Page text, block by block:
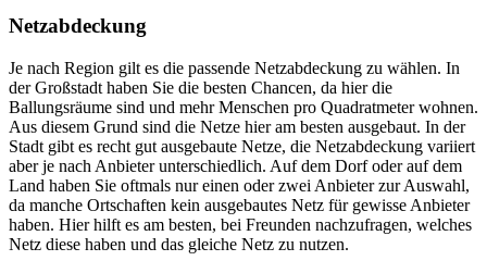
Netzabdeckung
Je nach Region gilt es die passende Netzabdeckung zu wählen. In
der Großstadt haben Sie die besten Chancen, da hier die
Ballungsräume sind und mehr Menschen pro Quadratmeter wohnen.
Aus diesem Grund sind die Netze hier am besten ausgebaut. In der
Stadt gibt es recht gut ausgebaute Netze, die Netzabdeckung variiert
aber je nach Anbieter unterschiedlich. Auf dem Dorf oder auf dem
Land haben Sie oftmals nur einen oder zwei Anbieter zur Auswahl,
da manche Ortschaften kein ausgebautes Netz für gewisse Anbieter
haben. Hier hilft es am besten, bei Freunden nachzufragen, welches
Netz diese haben und das gleiche Netz zu nutzen.